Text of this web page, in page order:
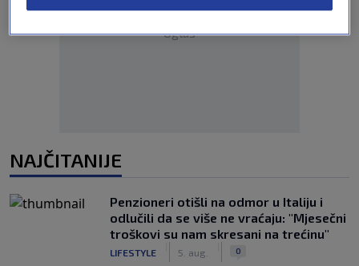
Oglas
NAJČITANIJE
Penzioneri otišli na odmor u Italiju i
odlučili da se više ne vraćaju: "Mjesečni
troškovi su nam skresani na trećinu"
LIFESTYLE 5. aug. 0